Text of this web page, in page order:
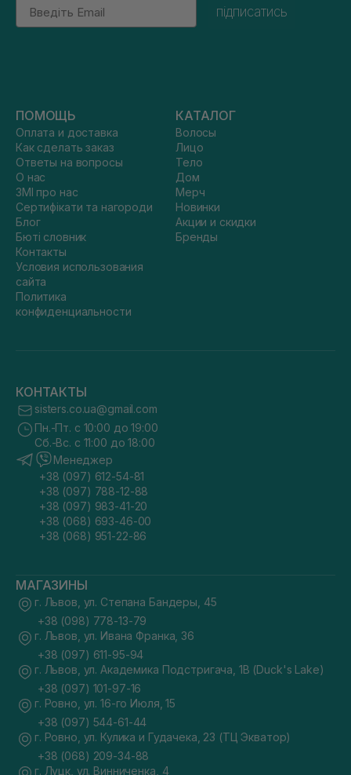
підписатись
ПОМОЩЬ
Оплата и доставка
Как сделать заказ
Ответы на вопросы
О нас
ЗМІ про нас
Сертифікати та нагороди
Блог
Бюті словник
Контакты
Условия использования
сайта
Политика
конфиденциальности
КАТАЛОГ
Волосы
Лицо
Тело
Дом
Мерч
Новинки
Акции и скидки
Бренды
КОНТАКТЫ
sisters.co.ua@gmail.com
Пн.-Пт. с 10:00 до 19:00
Сб.-Вс. с 11:00 до 18:00
Менеджер
+38 (097) 612-54-81
+38 (097) 788-12-88
+38 (097) 983-41-20
+38 (068) 693-46-00
+38 (068) 951-22-86
МАГАЗИНЫ
г. Львов, ул. Степана Бандеры, 45
+38 (098) 778-13-79
г. Львов, ул. Ивана Франка, 36
+38 (097) 611-95-94
г. Львов, ул. Академика Подстригача, 1В (Duck's Lake)
+38 (097) 101-97-16
г. Ровно, ул. 16-го Июля, 15
+38 (097) 544-61-44
г. Ровно, ул. Кулика и Гудачека, 23 (ТЦ Экватор)
+38 (068) 209-34-88
г. Луцк, ул. Винниченка, 4